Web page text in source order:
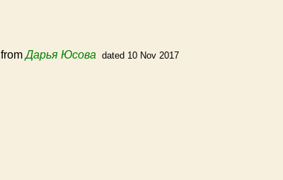
fromДарья Юсова dated 10 Nov 2017